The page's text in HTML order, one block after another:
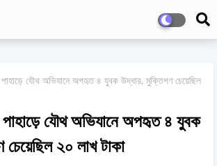
পাহাড়ে যৌথ অভিযানে অপহৃত ৪ যুবক উদ্ধার, মুক্তিপণ চেয়েছিল
পাহাড়ে যৌথ অভিযানে অপহৃত ৪ যুবক
২০ লাখ টাকা